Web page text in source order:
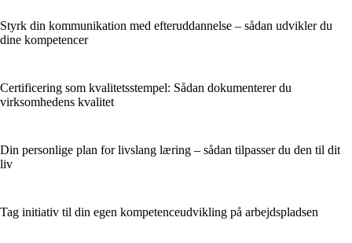
Styrk din kommunikation med efteruddannelse – sådan udvikler du
dine kompetencer
Certificering som kvalitetsstempel: Sådan dokumenterer du
virksomhedens kvalitet
Din personlige plan for livslang læring – sådan tilpasser du den til dit
liv
Tag initiativ til din egen kompetenceudvikling på arbejdspladsen